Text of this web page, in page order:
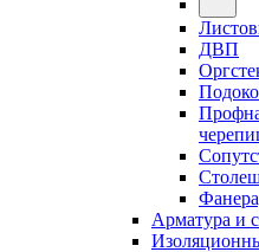
ДВП
Арматура и